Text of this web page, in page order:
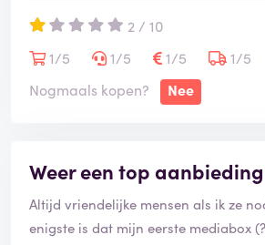
2 / 10
1/5
1/5 1/5
1/5
Nogmaals kopen?
Nee
Weer een top aanbieding
Altijd vriendelijke mensen als ik ze
enigste is dat mijn eerste mediabox